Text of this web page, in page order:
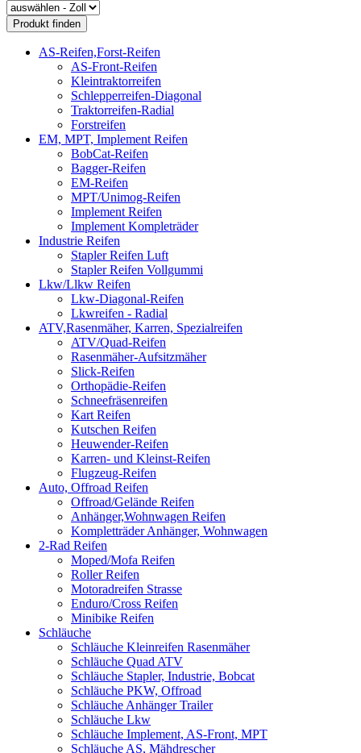
AS-Reifen,Forst-Reifen
AS-Front-Reifen
Kleintraktorreifen
Schlepperreifen-Diagonal
Traktorreifen-Radial
Forstreifen
EM, MPT, Implement Reifen
BobCat-Reifen
Bagger-Reifen
EM-Reifen
MPT/Unimog-Reifen
Implement Reifen
Implement Kompleträder
Industrie Reifen
Stapler Reifen Luft
Stapler Reifen Vollgummi
Lkw/Llkw Reifen
Lkw-Diagonal-Reifen
Lkwreifen - Radial
ATV,Rasenmäher, Karren, Spezialreifen
ATV/Quad-Reifen
Rasenmäher-Aufsitzmäher
Slick-Reifen
Orthopädie-Reifen
Schneefräsenreifen
Kart Reifen
Kutschen Reifen
Heuwender-Reifen
Karren- und Kleinst-Reifen
Flugzeug-Reifen
Auto, Offroad Reifen
Offroad/Gelände Reifen
Anhänger,Wohnwagen Reifen
Kompletträder Anhänger, Wohnwagen
2-Rad Reifen
Moped/Mofa Reifen
Roller Reifen
Motoradreifen Strasse
Enduro/Cross Reifen
Minibike Reifen
Schläuche
Schläuche Kleinreifen Rasenmäher
Schläuche Quad ATV
Schläuche Stapler, Industrie, Bobcat
Schläuche PKW, Offroad
Schläuche Anhänger Trailer
Schläuche Lkw
Schläuche Implement, AS-Front, MPT
Schläuche AS, Mähdrescher